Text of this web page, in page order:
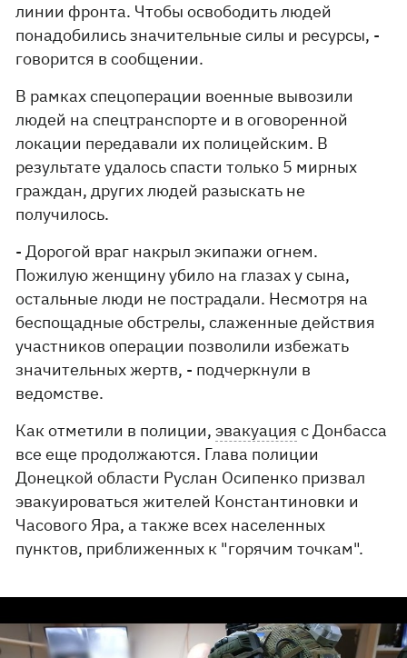
линии фронта. Чтобы освободить людей
понадобились значительные силы и ресурсы, -
говорится в сообщении.
В рамках спецоперации военные вывозили
людей на спецтранспорте и в оговоренной
локации передавали их полицейским. В
результате удалось спасти только 5 мирных
граждан, других людей разыскать не
получилось.
- Дорогой враг накрыл экипажи огнем.
Пожилую женщину убило на глазах у сына,
остальные люди не пострадали. Несмотря на
беспощадные обстрелы, слаженные действия
участников операции позволили избежать
значительных жертв, - подчеркнули в
ведомстве.
Как отметили в полиции,эвакуация с Донбасса
все еще продолжаются. Глава полиции
Донецкой области Руслан Осипенко призвал
эвакуироваться жителей Константиновки и
Часового Яра, а также всех населенных
пунктов, приближенных к "горячим точкам".